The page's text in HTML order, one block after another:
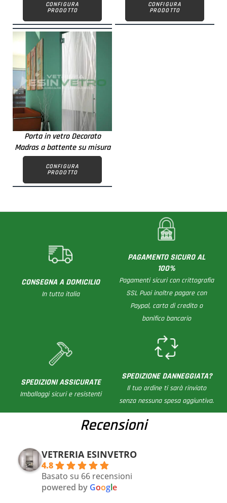
CONFIGURA
PRODOTTO
CONFIGURA
PRODOTTO
Porta in vetro Decorato
Madras a battente su misura
CONFIGURA
PRODOTTO
CONSEGNA A DOMICILIO
In tutta italia
PAGAMENTO SICURO AL
100%
Pagamenti sicuri con crittografia
SSL Puoi inoltre pagare con
Paypal, carta di credito o
bonifico bancario
SPEDIZIONI ASSICURATE
Imballaggi sicuri e resistenti
SPEDIZIONE DANNEGGIATA?
Il tuo ordine ti sarà rinviato
senza nessuna spesa aggiuntiva.
Recensioni
VETRERIA ESINVETRO
4.8
Basato su 66 recensioni
powered by Google